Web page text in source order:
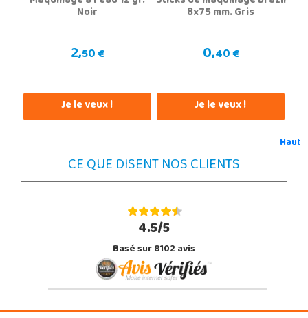
Noir
2,50 €
Je le veux !
8x75 mm. Gris
0,40 €
Je le veux !
Haut
CE QUE DISENT NOS CLIENTS
4.5/5
Basé sur 8102 avis